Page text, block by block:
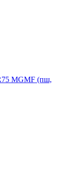
MGMF (пш,